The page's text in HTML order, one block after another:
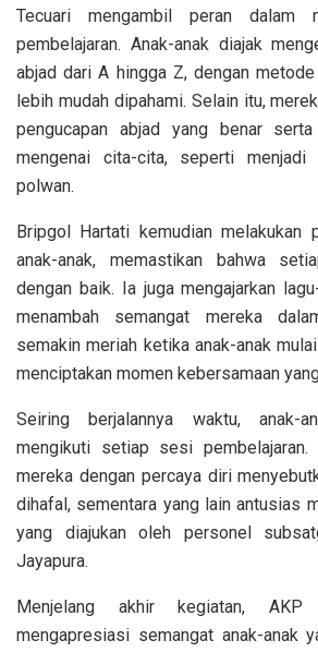
Tecuari mengambil peran dalam
pembelajaran. Anak-anak diajak
abjad dari A hingga Z, dengan
lebih mudah dipahami. Selain itu,
pengucapan abjad yang benar
mengenai cita-cita, seperti
polwan.
Bripgol Hartati kemudian melakukan
anak-anak, memastikan bahwa
dengan baik. Ia juga mengajarkan
menambah semangat mereka
semakin meriah ketika anak-anak
menciptakan momen kebersamaan
Seiring berjalannya waktu, anak-
mengikuti setiap sesi pembelajaran.
mereka dengan percaya diri
dihafal, sementara yang lain antusias
yang diajukan oleh personel
Jayapura.
Menjelang akhir kegiatan, AKP
mengapresiasi semangat anak-anak